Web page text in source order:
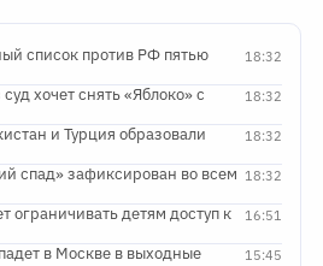
18:32
список против РФ пятью
18:32
хочет снять «Яблоко» с
18:32
и Турция образовали
18:32
спад» зафиксирован во всем
16:51
детям доступ к
15:45
в Москве в выходные